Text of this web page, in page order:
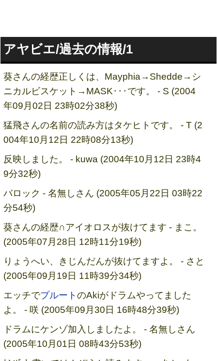
アヤビエ/過去の情報/1
葵さんの経歴正しくは、Mayphia→Shedde→シ
ニカルビスケット→MASK･･･です。 - S (2004
年09月02日 23時02分38秒)
猛飛さんの名前の読み方はタケヒトです。 - T (2
004年10月12日 22時08分13秒)
反映しました。 - kuwa (2004年10月12日 23時4
9分32秒)
バロック - 名無しさん (2005年05月22日 03時22
分54秒)
葵さんの経歴∩アイオロスが抜けてます - まこ。
(2005年07月28日 12時11分19秒)
りょうへい、きじんだんが抜けてますよ。 - さと
(2005年09月19日 11時39分34秒)
エッチでプルートのAkiがドラムやってました
よ。 - 咲 (2005年09月30日 16時48分39秒)
ドラムにケンゾ加入しましたよ。 - 名無しさん
(2005年10月01日 08時43分53秒)